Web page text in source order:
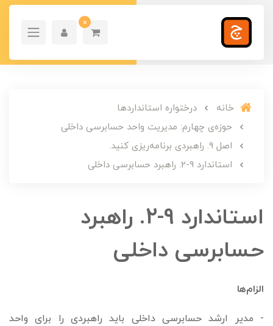
0
خانه
درختواره استانداردها
حوزه‌ی چهارم: مدیریت واحد حسابرسی داخلی
اصل 9. راهبردی برنامه‌ریزی کنید.
استاندارد 9-2. راهبرد حسابرسی داخلی
استاندارد 9-2. راهبرد
حسابرسی داخلی
الزام‌ها
- مدیر ارشد حسابرسی داخلی باید راهبردی را برای واحد